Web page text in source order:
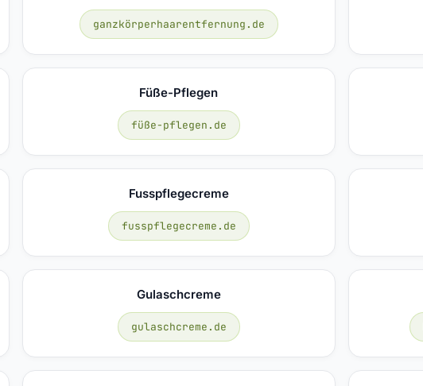
ganzkörperhaarentfernung.de
Füße-Pflegen
füße-pflegen.de
Fusspflegecreme
fusspflegecreme.de
Gulaschcreme
gulaschcreme.de